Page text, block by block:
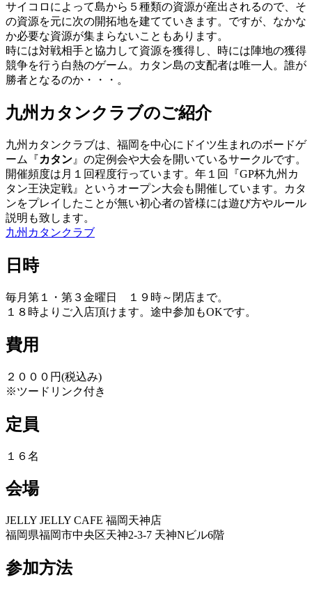
サイコロによって島から５種類の資源が産出されるので、そ
の資源を元に次の開拓地を建てていきます。ですが、なかな
か必要な資源が集まらないこともあります。
時には対戦相手と協力して資源を獲得し、時には陣地の獲得
競争を行う白熱のゲーム。カタン島の支配者は唯一人。誰が
勝者となるのか・・・。
九州カタンクラブのご紹介
九州カタンクラブは、福岡を中心にドイツ生まれのボードゲ
ーム『カタン 』の定例会や大会を開いているサークルです。
開催頻度は月１回程度行っています。年１回『GP杯九州カ
タン王決定戦』というオープン大会も開催しています。カタ
ンをプレイしたことが無い初心者の皆様には遊び方やルール
説明も致します。
九州カタンクラブ
日時
毎月第１・第３金曜日 １９時～閉店まで。
１８時よりご入店頂けます。途中参加もOKです。
費用
２０００円(税込み)
※ツードリンク付き
定員
１６名
会場
JELLY JELLY CAFE 福岡天神店
福岡県福岡市中央区天神2-3-7 天神Nビル6階
参加方法